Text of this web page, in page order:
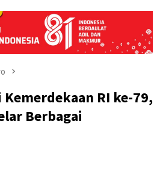
RI ke-79,
Berbagai